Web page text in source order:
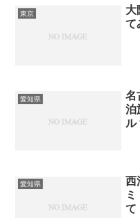
東京
大
て
愛知県
名
泊
ル
愛知県
西
て